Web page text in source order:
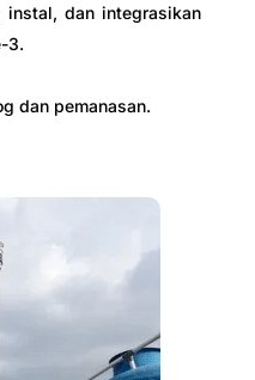
instal, dan integrasikan
3.
dan pemanasan.